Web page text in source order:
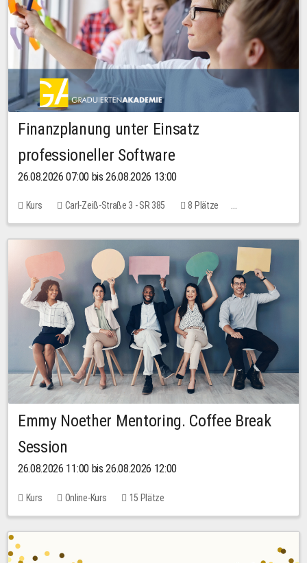
Finanzplanung unter Einsatz
professioneller Software
26.08.2026 07:00 bis 26.08.2026 13:00
Kurs Carl-Zeiß-Straße 3 - SR 385
8 Plätze
20,00 EUR
Emmy Noether Mentoring. Coffee Break
Session
26.08.2026 11:00 bis 26.08.2026 12:00
Kurs Online-Kurs 15 Plätze